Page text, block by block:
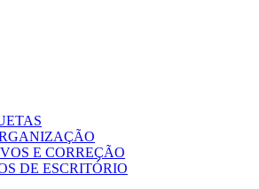
E CORREÇÃO
DE ESCRITÓRIO